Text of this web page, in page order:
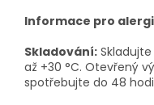
Informace pro
Skladování:
až +30 °C. Otevřený
spotřebujte do 48